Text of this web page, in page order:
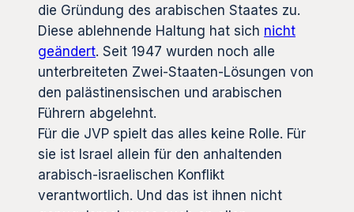
die Gründung des arabischen Staates zu.
Diese ablehnende Haltung hat sich nicht
geändert. Seit 1947 wurden noch alle
unterbreiteten Zwei-Staaten-Lösungen von
den palästinensischen und arabischen
Führern abgelehnt.
Für die JVP spielt das alles keine Rolle. Für
sie ist Israel allein für den anhaltenden
arabisch-israelischen Konflikt
verantwortlich. Und das ist ihnen nicht